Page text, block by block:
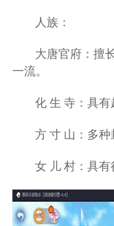
人族：
大唐官府：擅
一流。
化 生 寺：具有
方 寸 山：多种
女 儿 村：具有